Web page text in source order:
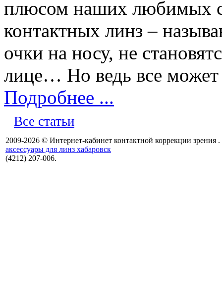
плюсом наших любимых
контактных линз –
очки на носу, не
лице… Но ведь все может
Подробнее ...
Все статьи
2009-2026 © Интернет-кабинет контактной коррекции зрения .
аксессуары для линз хабаровск
(4212) 207-006.